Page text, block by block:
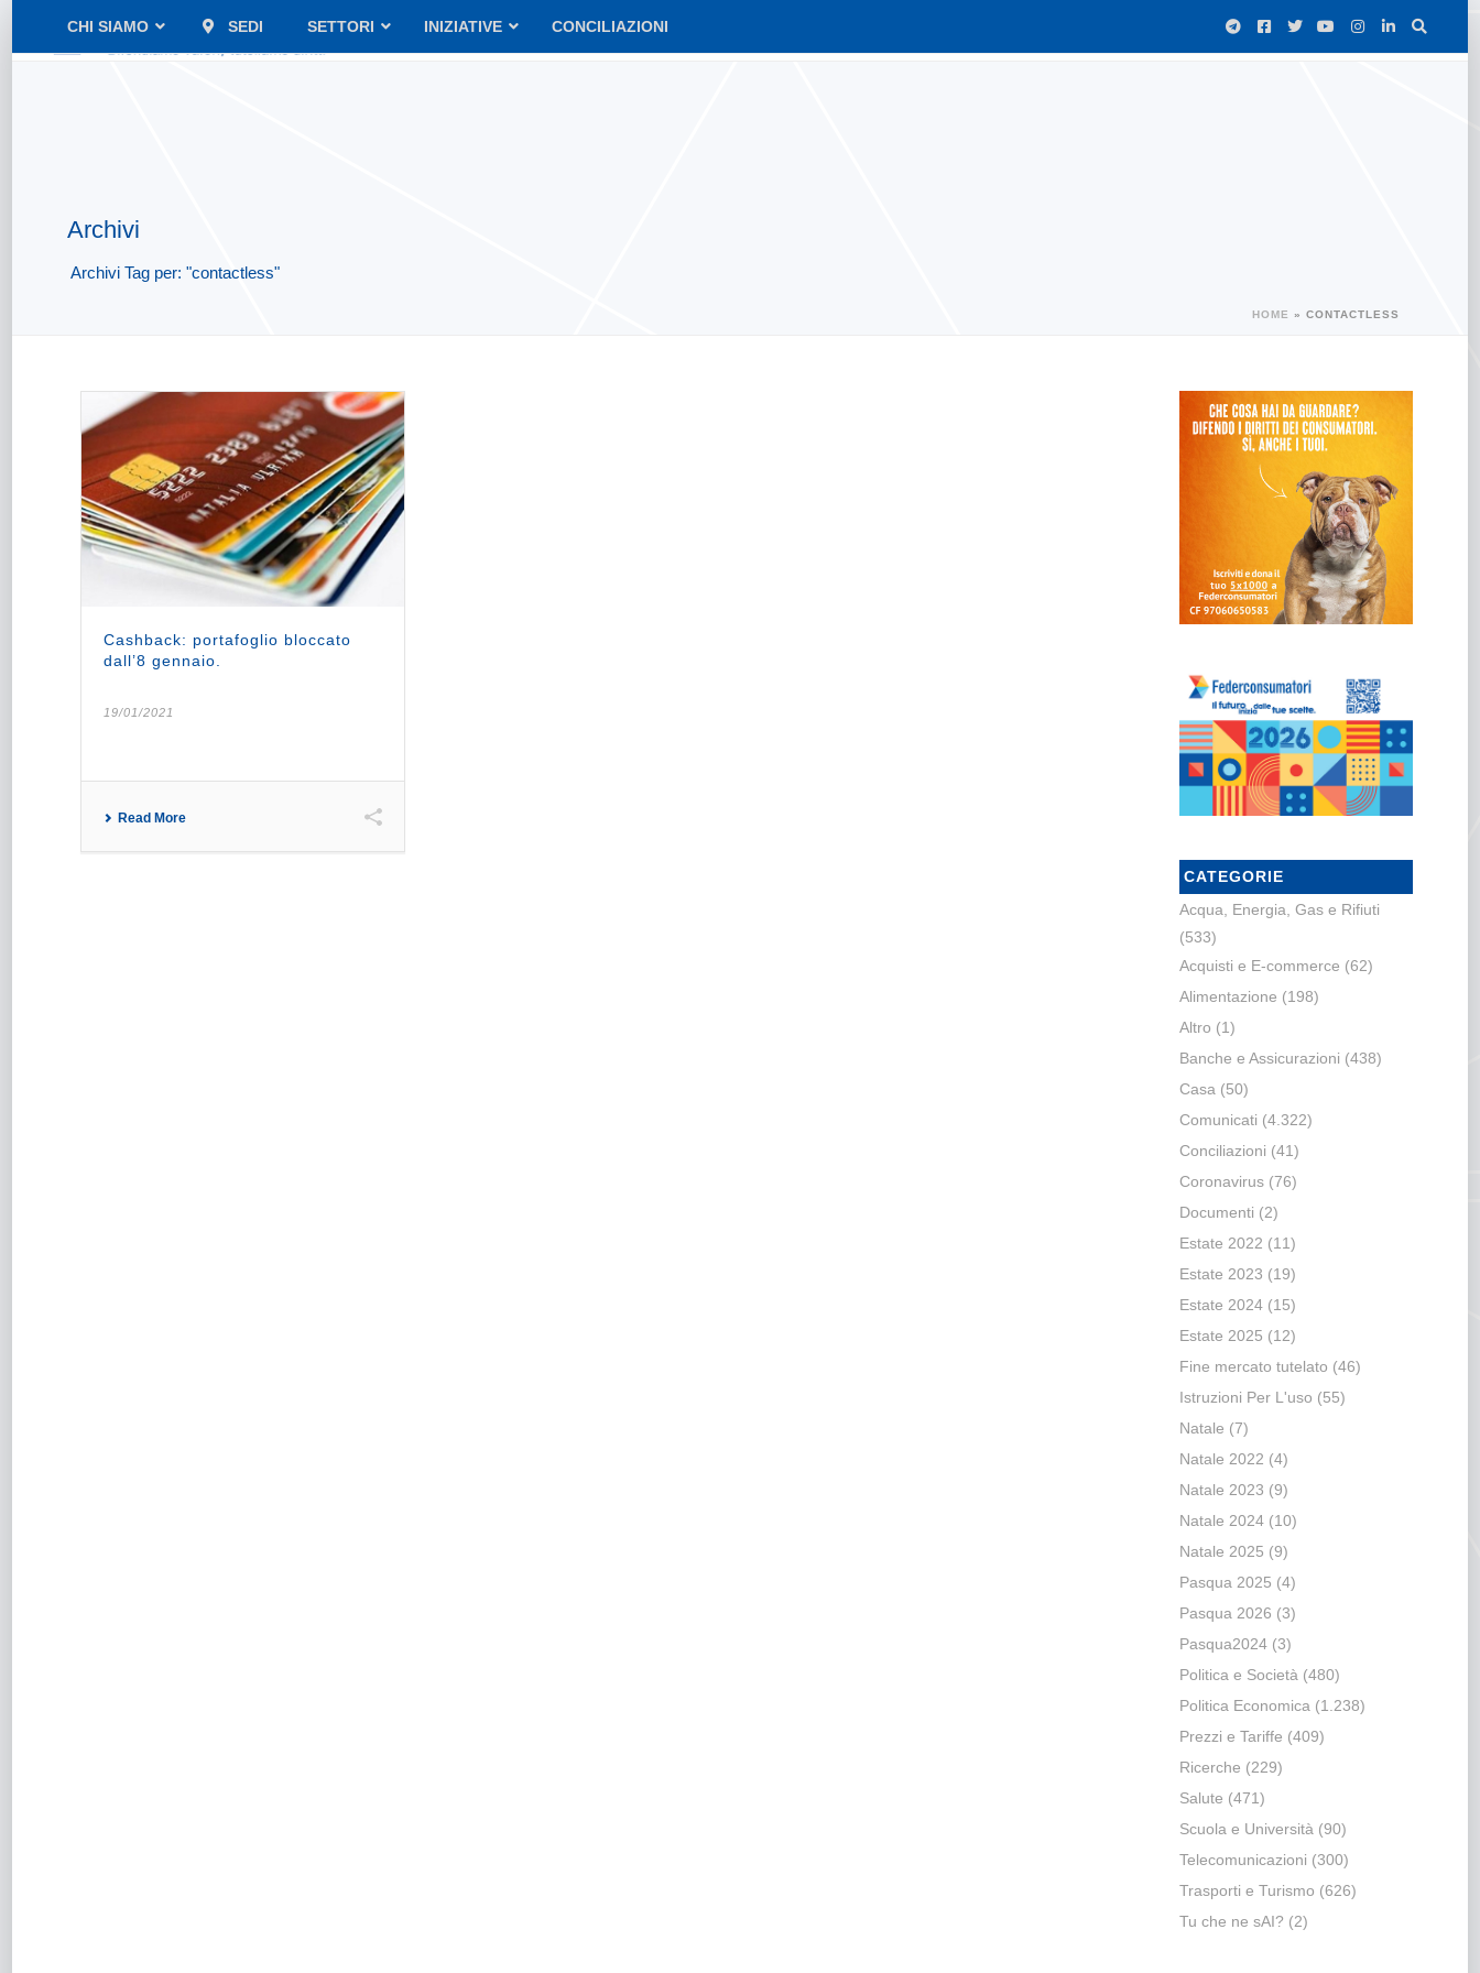
CHI SIAMO SEDI SETTORI INIZIATIVE CONCILIAZIONI
Archivi
Archivi Tag per: "contactless"
HOME » CONTACTLESS
Cashback: portafoglio bloccato
dall’8 gennaio.
19/01/2021
Read More
CATEGORIE
Acqua, Energia, Gas e Rifiuti
(533)
Acquisti e E-commerce (62)
Alimentazione (198)
Altro (1)
Banche e Assicurazioni (438)
Casa (50)
Comunicati (4.322)
Conciliazioni (41)
Coronavirus(76)
Documenti (2)
Estate 2022 (11)
Estate 2023 (19)
Estate 2024(15)
Estate 2025 (12)
Fine mercato tutelato (46)
Istruzioni Per L'uso (55)
Natale (7)
Natale 2022 (4)
Natale 2023 (9)
Natale 2024(10)
Natale 2025 (9)
Pasqua 2025 (4)
Pasqua 2026 (3)
Pasqua2024(3)
Politica e Società (480)
Politica Economica (1.238)
Prezzi e Tariffe (409)
Ricerche (229)
Salute (471)
Scuola e Università (90)
Telecomunicazioni (300)
Trasporti e Turismo (626)
Tu che ne sAI? (2)